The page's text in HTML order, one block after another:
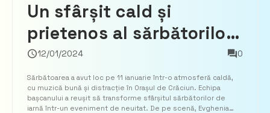
Un sfârșit cald și
prietenos al sărbătorilor
de iarnă în orașul de
Crăciun al bașcanului –
artiștii găgăuzi și
12/01/2024 0
Sărbătoarea a avut loc pe 11 ianuarie într-o atmosferă caldă,
cu muzică bună și distracție în Orașul de Crăciun. Echipa
bașcanului a reușit să transforme sfârșitul sărbătorilor de
iarnă într-un eveniment de neuitat. De pe scenă, Evghenia